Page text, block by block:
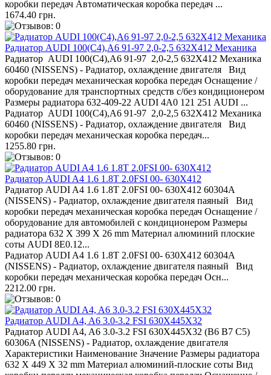
коробки передач Автоматическая коробка передач ...
1674.40 грн.
Радиатор AUDI 100(C4),A6 91-97 2,0-2,5 632Х412 Механика
Радиатор AUDI 100(C4),A6 91-97 2,0-2,5 632Х412 Механика
60460 (NISSENS) - Радиатор, охлаждение двигателя Вид
коробки передач механическая коробка передач Оснащение /
оборудование для транспортных средств с/без кондиционером
Размеры радиатора 632-409-22 AUDI 4A0 121 251 AUDI ...
Радиатор AUDI 100(C4),A6 91-97 2,0-2,5 632Х412 Механика
60460 (NISSENS) - Радиатор, охлаждение двигателя Вид
коробки передач механическая коробка передач...
1255.80 грн.
Радиатор AUDI A4 1.6 1.8T 2.0FSI 00- 630Х412
Радиатор AUDI A4 1.6 1.8T 2.0FSI 00- 630Х412 60304A
(NISSENS) - Радиатор, охлаждение двигателя паяный Вид
коробки передач механическая коробка передач Оснащение /
оборудование для автомобилей с кондиционером Размеры
радиатора 632 X 399 X 26 mm Материал алюминий плоские
соты AUDI 8E0.12...
Радиатор AUDI A4 1.6 1.8T 2.0FSI 00- 630Х412 60304A
(NISSENS) - Радиатор, охлаждение двигателя паяный Вид
коробки передач механическая коробка передач Осн...
2212.00 грн.
Радиатор AUDI A4, A6 3.0-3.2 FSI 630Х445Х32
Радиатор AUDI A4, A6 3.0-3.2 FSI 630Х445Х32 (B6 B7 C5)
60306A (NISSENS) - Радиатор, охлаждение двигателя
Характеристики Наименование Значение Размеры радиатора
632 X 449 X 32 mm Материал алюминий-плоские соты Вид